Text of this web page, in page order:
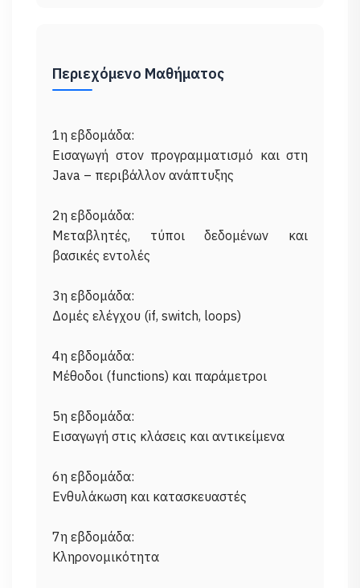
Περιεχόμενο Μαθήματος
1η εβδομάδα:
Εισαγωγή στον προγραμματισμό και στη
Java – περιβάλλον ανάπτυξης
2η εβδομάδα:
Μεταβλητές, τύποι δεδομένων και
βασικές εντολές
3η εβδομάδα:
Δομές ελέγχου (if, switch, loops)
4η εβδομάδα:
Μέθοδοι (functions) και παράμετροι
5η εβδομάδα:
Εισαγωγή στις κλάσεις και αντικείμενα
6η εβδομάδα:
Ενθυλάκωση και κατασκευαστές
7η εβδομάδα:
Κληρονομικότητα